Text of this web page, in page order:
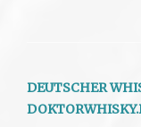
DEUTSCHER